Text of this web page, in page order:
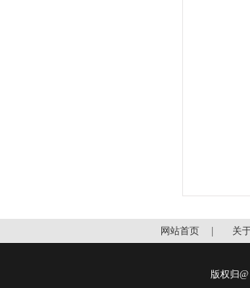
网站首页 关
版权归